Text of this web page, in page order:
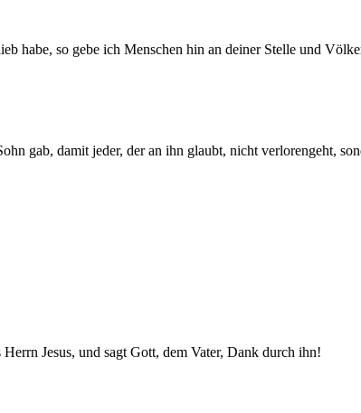
habe, so gebe ich Menschen hin an deiner Stelle und
gab, damit jeder, der an ihn glaubt, nicht verlorengeht,
Jesus, und sagt Gott, dem Vater, Dank durch ihn!